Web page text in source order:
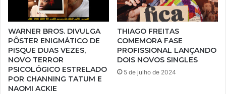
WARNER BROS. DIVULGA
PÔSTER ENIGMÁTICO DE
PISQUE DUAS VEZES,
NOVO TERROR
PSICOLÓGICO ESTRELADO
POR CHANNING TATUM E
NAOMI ACKIE
THIAGO FREITAS
COMEMORA FASE
PROFISSIONAL LANÇANDO
DOIS NOVOS SINGLES
5 de julho de 2024